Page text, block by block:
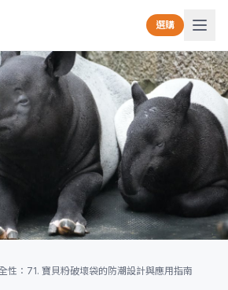
選購
性：71. 寶貝粉破壞袋的防潮設計與應用指南